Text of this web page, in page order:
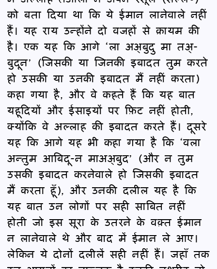
को बता दिया था कि ये ईमान लानेवाले नहीं
हैं। यह राय उन्होंने दो वजहों से क़ायम की
है। एक यह कि आगे ‘ला अअ्बुदु मा तअ्-
बुदून’ (जिसकी या जिनकी इबादत तुम करते
हो उसकी या उनकी इबादत मैं नहीं करता)
कहा गया है, और वे कहते हैं कि यह बात
यहूदियों और ईसाइयों पर फ़िट नहीं होती,
क्योंकि वे अल्लाह की इबादत करते हैं। दूसरे
यह कि आगे यह भी कहा गया है कि ‘वला
अन्तुम आबिदू-न माअअ्बुद’ (और न तुम
उसकी इबादत करनेवाले हो जिसकी इबादत
मैं करता हूँ), और उनकी दलील यह है कि
यह बात उन लोगों पर सही साबित नहीं
होती जो इस सूरा के उतरने के वक़्त ईमान
न लानेवाले थे और बाद में ईमान ले आए।
लेकिन ये दोनों दलीलें सही नहीं हैं। जहाँ तक